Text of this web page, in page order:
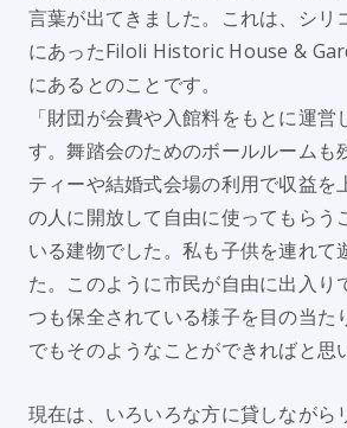
言葉が出てきました。これは、シリ
にあったFiloli Historic House &
にあるとのことです。
「財団が会費や入館料をもとに運
す。舞踏会のためのボールルームも
ティーや結婚式会場の利用で収益を
の人に開放して自由に使ってもらう
いる建物でした。私も子供を連れて
た。このように市民が自由に出入り
つも保全されている様子を目の当た
でもそのようなことができればと思
現在は、いろいろな方に貸しながら